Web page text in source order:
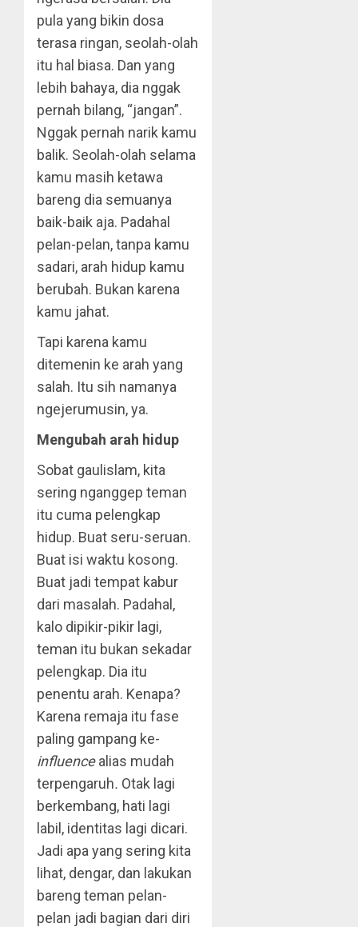
pula yang bikin dosa
terasa ringan, seolah-olah
itu hal biasa. Dan yang
lebih bahaya, dia nggak
pernah bilang, “jangan”.
Nggak pernah narik kamu
balik. Seolah-olah selama
kamu masih ketawa
bareng dia semuanya
baik-baik aja. Padahal
pelan-pelan, tanpa kamu
sadari, arah hidup kamu
berubah. Bukan karena
kamu jahat.
Tapi karena kamu
ditemenin ke arah yang
salah. Itu sih namanya
ngejerumusin, ya.
Mengubah arah hidup
Sobat gaulislam, kita
sering nganggep teman
itu cuma pelengkap
hidup. Buat seru-seruan.
Buat isi waktu kosong.
Buat jadi tempat kabur
dari masalah. Padahal,
kalo dipikir-pikir lagi,
teman itu bukan sekadar
pelengkap. Dia itu
penentu arah. Kenapa?
Karena remaja itu fase
paling gampang ke-
influencealias mudah
terpengaruh. Otak lagi
berkembang, hati lagi
labil, identitas lagi dicari.
Jadi apa yang sering kita
lihat, dengar, dan lakukan
bareng teman pelan-
pelan jadi bagian dari diri